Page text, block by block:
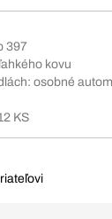
397
kovu
osobné
KS